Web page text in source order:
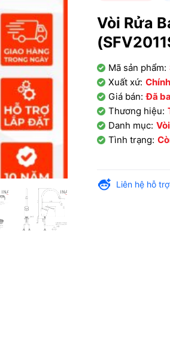
Vòi Rửa
Mã sản phẩm:
Xuất xứ:
Giá bán: Đã
Thương hiệu:
Danh mục:
Tình trạng:
Liên hệ hỗ